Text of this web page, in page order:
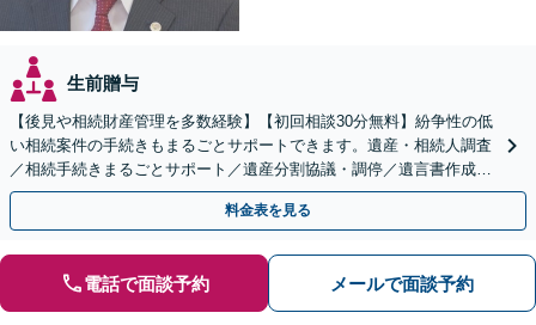
生前贈与
【後見や相続財産管理を多数経験】【初回相談30分無料】紛争性の低
い相続案件の手続きもまるごとサポートできます。遺産・相続人調査
／相続手続きまるごとサポート／遺産分割協議・調停／遺言書作成な
ど、解決実績多数あり。【西11丁目駅2分】
料金表を見る
電話で面談予約 メールで面談予約